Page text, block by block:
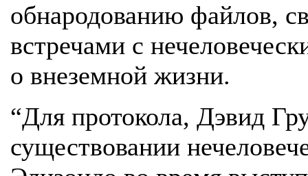
обнародованию файлов,
встречами с
о внеземной жизни.
“Для протокола, Дэвид
существовании